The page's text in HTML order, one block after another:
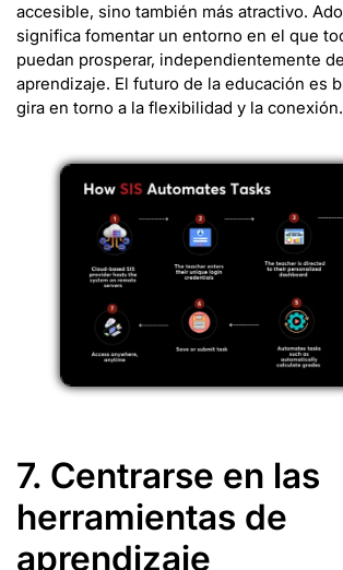
accesible, sino también más atractivo.
significa fomentar un entorno en el que
puedan prosperar, independientemente
aprendizaje. El futuro de la educación es
gira en torno a la flexibilidad y la conexión.
7. Centrarse en las
herramientas de
aprendizaje